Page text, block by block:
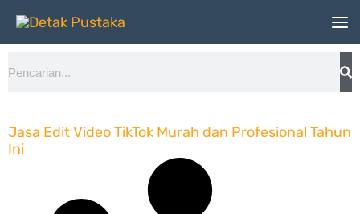
Lewati
konten
Search
Jasa Edit Video TikTok Murah dan Profesional Tahun
Ini